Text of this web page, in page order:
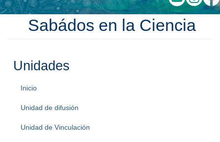
Sabádos en la Ciencia
Unidades
Inicio
Unidad de difusión
Unidad de Vinculación